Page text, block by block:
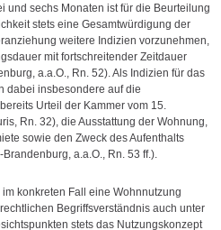
und sechs Monaten ist für die Beurteilung
stets eine Gesamtwürdigung der
weitere Indizien vorzunehmen,
mit fortschreitender Zeitdauer
a.a.O., Rn. 52). Als Indizien für das
dabei insbesondere auf die
Urteil der Kammer vom 15.
Rn. 32), die Ausstattung der Wohnung,
sowie den Zweck des Aufenthalts
a.a.O., Rn. 53 ff.).
konkreten Fall eine Wohnnutzung
Begriffsverständnis auch unter
stets das Nutzungskonzept